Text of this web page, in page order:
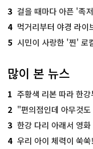
3 걸을 때마다 아픈 '족저
4 먹거리부터 야경 라
5 시민이 사랑한 '찐' 로컬
많이 본 뉴스
1 주황색 리본 따라 한강부터
2 "편의점인데 아무것도 안
3 한강 다리 아래서 영
4 우리 아이 체력이 쑥